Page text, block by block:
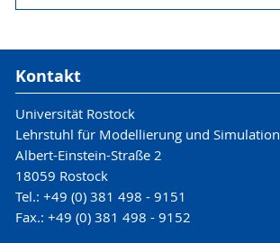
Kontakt
Universität Rostock
Lehrstuhl für Modellierung und Simulation
Albert-Einstein-Straße 2
18059 Rostock
Tel.: +49 (0) 381 498 - 9151
Fax.: +49 (0) 381 498 - 9152